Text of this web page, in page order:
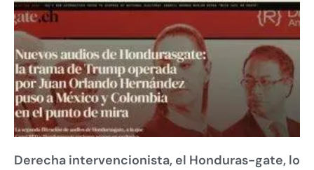
Derecha intervencionista, el Honduras-gate, lo